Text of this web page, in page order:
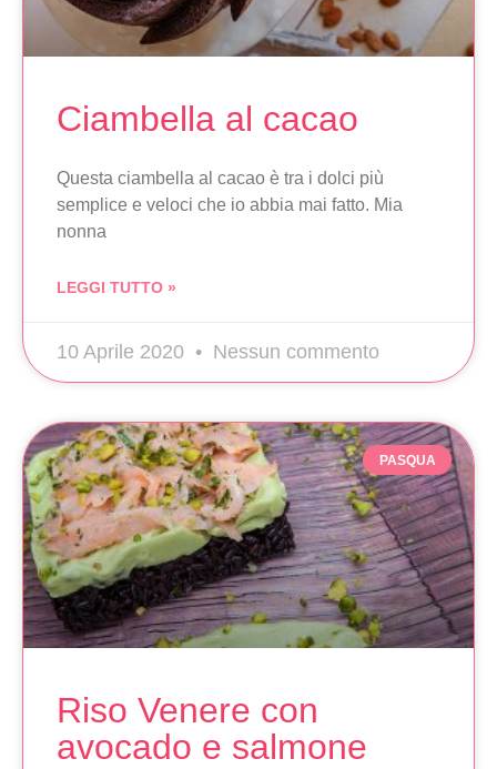
Ciambella al cacao
Questa ciambella al cacao è tra i dolci più
semplice e veloci che io abbia mai fatto. Mia
nonna
LEGGI TUTTO »
10 Aprile 2020 Nessun commento
PASQUA
Riso Venere con
avocado e salmone